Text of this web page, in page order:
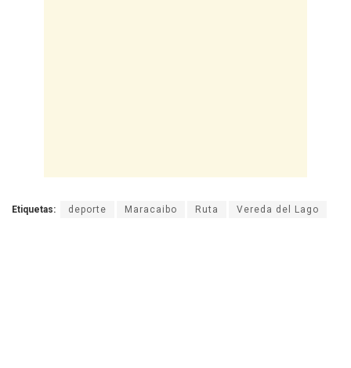
Etiquetas: deporte Maracaibo Ruta Vereda del Lago